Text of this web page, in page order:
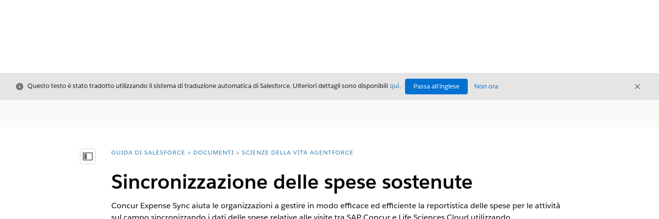
Chiudi
Questo testo è stato tradotto utilizzando il sistema di traduzione automatica di Salesforce. Ulteriori dettagli sono disponibili qui. Passa all'inglese Non ora Chiudi
Mostra sommario
Ti trovi qui:
GUIDA DI SALESFORCE DOCUMENTI SCIENZE DELLA VITA AGENTFORCE
Sincronizzazione delle spese sostenute
Concur Expense Sync aiuta le organizzazioni a gestire in modo efficace ed efficiente la reportistica delle spese per le attività